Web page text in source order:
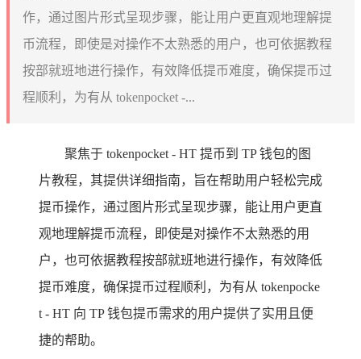
作，通过图片形式呈现步骤，能让用户更直观地理解提
币流程，即使是对操作不太熟悉的用户，也可依据教程
按部就班地进行操作，有效降低提币难度，确保提币过
程顺利，为有从 tokenpocket -...
聚焦于 tokenpocket - HT 提币到 TP 钱包的图
片教程，其提供详细指南，旨在帮助用户轻松完成
提币操作，通过图片形式呈现步骤，能让用户更直
观地理解提币流程，即使是对操作不太熟悉的用
户，也可依据教程按部就班地进行操作，有效降低
提币难度，确保提币过程顺利，为有从 tokenpocke
t - HT 向 TP 钱包提币需求的用户提供了实用且便
捷的帮助。